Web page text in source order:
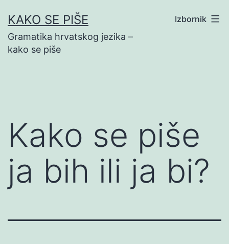
na
sadržaj
KAKO SE PIŠE
Gramatika hrvatskog jezika –
kako se piše
Izbornik
Kako se piše
ja bih ili ja bi?